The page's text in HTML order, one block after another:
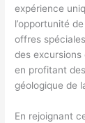
expérience
l’opportunité
offres
des
en profitant
géologique de
En rejoignant